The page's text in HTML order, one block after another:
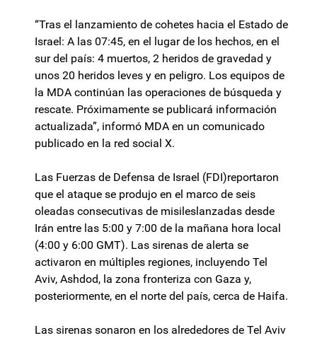
“Tras el lanzamiento de cohetes hacia el Estado de
Israel: A las 07:45, en el lugar de los hechos, en el
sur del país: 4 muertos, 2 heridos de gravedad y
unos 20 heridos leves y en peligro. Los equipos de
la MDA continúan las operaciones de búsqueda y
rescate. Próximamente se publicará información
actualizada”, informó MDA en un comunicado
publicado en la red social X.
Las Fuerzas de Defensa de Israel (FDI)reportaron
que el ataque se produjo en el marco de seis
oleadas consecutivas de misileslanzadas desde
Irán entre las 5:00 y 7:00 de la mañana hora local
(4:00 y 6:00 GMT). Las sirenas de alerta se
activaron en múltiples regiones, incluyendo Tel
Aviv, Ashdod, la zona fronteriza con Gaza y,
posteriormente, en el norte del país, cerca de Haifa.
Las sirenas sonaron en los alrededores de Tel Aviv